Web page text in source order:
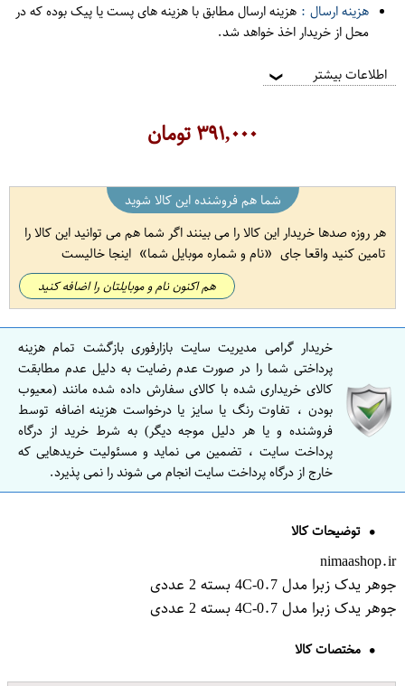
هزینه ارسال : هزینه ارسال مطابق با هزینه های پست یا پیک بوده که در
محل از خریدار اخذ خواهد شد.
اطلاعات بیشتر ❯
۳۹۱,۰۰۰تومان
شما هم فروشنده این کالا شوید
هر روزه صدها خریدار این کالا را می بینند اگر شما هم می توانید این کالا را
تامین کنید واقعا جای
نام و شماره موبایل شما اینجا خالیست
هم اکنون نام و موبایلتان را اضافه کنید
خریدار گرامی مدیریت سایت بازارفوری بازگشت تمام هزینه
پرداختی شما را در صورت عدم رضایت به دلیل عدم مطابقت
کالای خریداری شده با کالای سفارش داده شده مانند (معیوب
بودن ، تفاوت رنگ یا سایز یا درخواست هزینه اضافه توسط
فروشنده و یا هر دلیل موجه دیگر) به شرط خرید از درگاه
پرداخت سایت ، تضمین می نماید و مسئولیت خریدهایی که
خارج از درگاه پرداخت سایت انجام می شوند را نمی پذیرد.
توضیحات کالا
nimaashop.ir
جوهر یدک زبرا مدل 4C-0.7 بسته 2 عددی
جوهر یدک زبرا مدل 4C-0.7 بسته 2 عددی
مختصات کالا